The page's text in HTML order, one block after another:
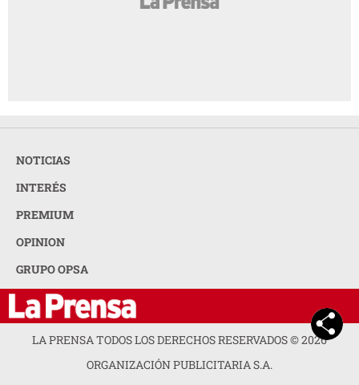
NOTICIAS
INTERÉS
PREMIUM
OPINION
GRUPO OPSA
LA PRENSA TODOS LOS DERECHOS RESERVADOS ©2026
ORGANIZACIÓN PUBLICITARIA S.A.